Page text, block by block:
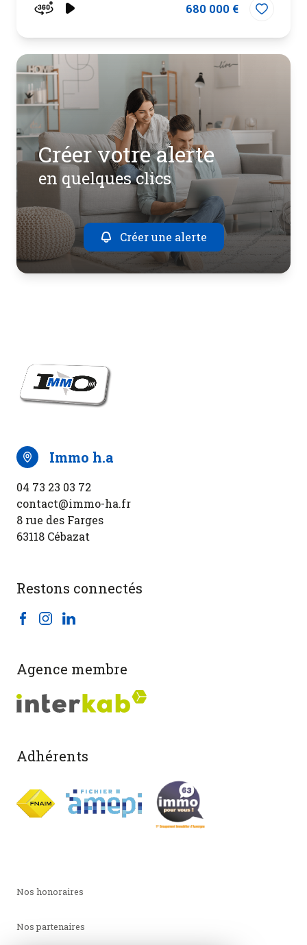
680 000 €
Créer votre alerte
en quelques clics
Créer une alerte
immo h.a
04 73 23 03 72
contact@immo-ha.fr
8 rue des Farges
63118 Cébazat
Restons connectés
Agence membre
Adhérents
Nos honoraires
Nos partenaires